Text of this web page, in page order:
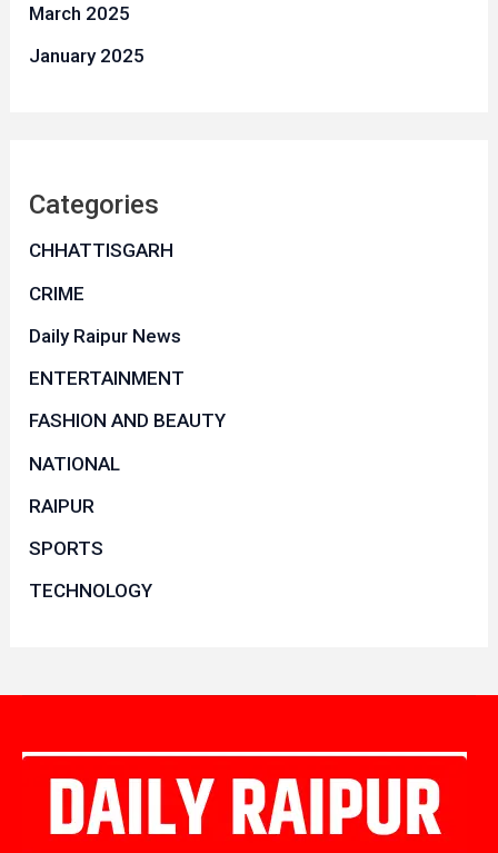
March 2025
January 2025
Categories
CHHATTISGARH
CRIME
Daily Raipur News
ENTERTAINMENT
FASHION AND BEAUTY
NATIONAL
RAIPUR
SPORTS
TECHNOLOGY